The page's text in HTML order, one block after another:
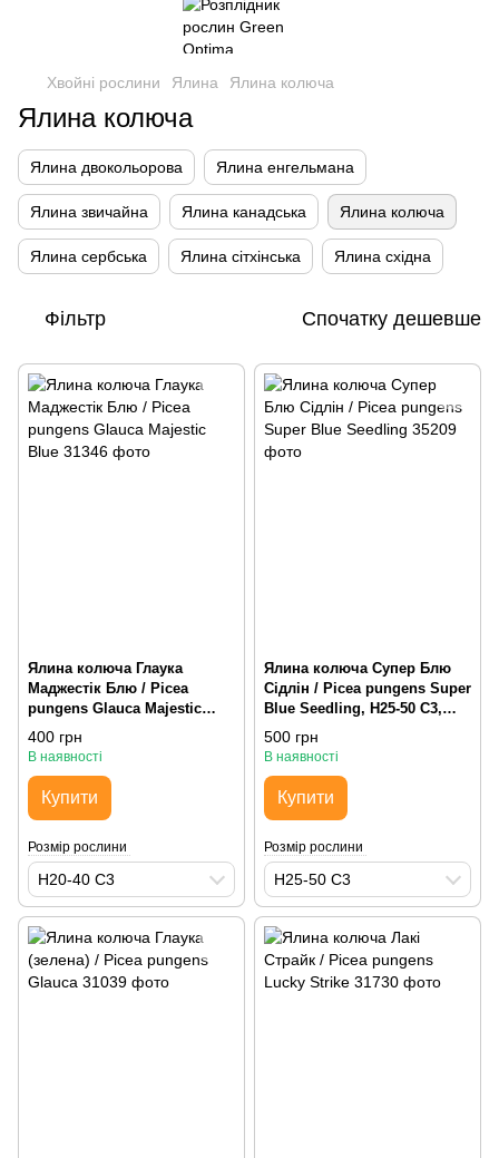
Хвойні рослини Ялина Ялина колюча
Ялина колюча
Ялина двокольорова Ялина енгельмана
Ялина звичайна Ялина канадська Ялина колюча
Ялина сербська Ялина сітхінська Ялина східна
Фільтр Спочатку дешевше
Ялина колюча Глаука
Маджестік Блю / Picea
pungens Glauca Majestic
Blue, H20-40 С3,
пірамідальна
400 грн
В наявності
Купити
Розмір рослини
H20-40 С3
Ялина колюча Супер Блю
Сідлін / Picea pungens Super
Blue Seedling, H25-50 С3,
пірамідальна
500 грн
В наявності
Купити
Розмір рослини
H25-50 С3